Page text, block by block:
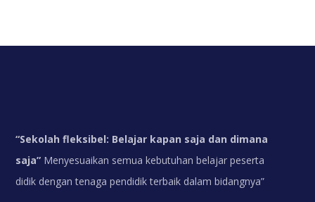
“Sekolah fleksibel: Belajar kapan saja dan dimana
saja” Menyesuaikan semua kebutuhan belajar peserta
didik dengan tenaga pendidik terbaik dalam bidangnya”